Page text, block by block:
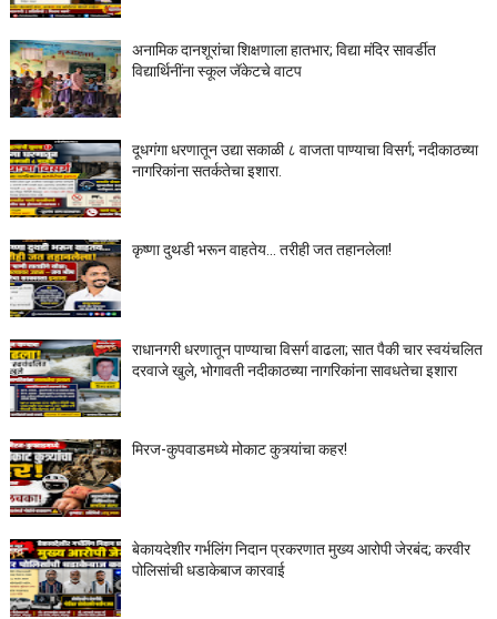
अनामिक दानशूरांचा शिक्षणाला हातभार; विद्या मंदिर सावर्डीत
विद्यार्थिनींना स्कूल जॅकेटचे वाटप
दूधगंगा धरणातून उद्या सकाळी ८ वाजता पाण्याचा विसर्ग; नदीकाठच्या
नागरिकांना सतर्कतेचा इशारा.
कृष्णा दुथडी भरून वाहतेय... तरीही जत तहानलेला!
राधानगरी धरणातून पाण्याचा विसर्ग वाढला; सात पैकी चार स्वयंचलित
दरवाजे खुले, भोगावती नदीकाठच्या नागरिकांना सावधतेचा इशारा
मिरज-कुपवाडमध्ये मोकाट कुत्र्यांचा कहर!
बेकायदेशीर गर्भलिंग निदान प्रकरणात मुख्य आरोपी जेरबंद; करवीर
पोलिसांची धडाकेबाज कारवाई